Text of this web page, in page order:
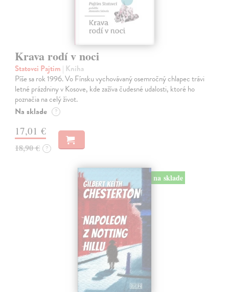
Krava rodí v noci
Statovci Pajtim | Kniha
Píše sa rok 1996. Vo Fínsku vychovávaný osemročný chlapec trávi
letné prázdniny v Kosove, kde zažíva čudesné udalosti, ktoré ho
poznačia na celý život.
Na sklade ?
17,01 €
18,90 € ?
na sklade